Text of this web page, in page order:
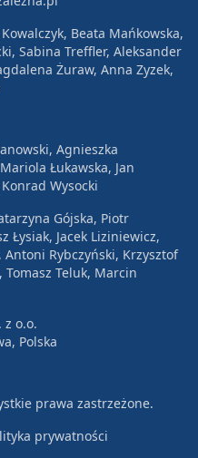
Beata Mańkowska,
Sabina Treffler, Aleksander
Żuraw, Anna Zyzek,
Agnieszka
Łukawska, Jan
Wysocki
Gójska, Piotr
Łysiak, Jacek Liziniewicz,
Rybczyński, Krzysztof
Tomasz Teluk, Marcin
z o.o.
Polska
prawa zastrzeżone.
prywatności